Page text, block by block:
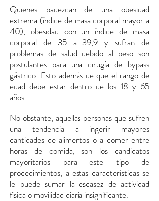
Quienes padezcan de una obesidad
extrema (índice de masa corporal mayor a
40), obesidad con un índice de masa
corporal de 35 a 39,9 y sufran de
problemas de salud debido al peso son
postulantes para una cirugía de bypass
gástrico. Esto además de que el rango de
edad debe estar dentro de los 18 y 65
años.
No obstante, aquellas personas que sufren
una tendencia a ingerir mayores
cantidades de alimentos o a comer entre
horas de comida, son los candidatos
mayoritarios para este tipo de
procedimientos, a estas características se
le puede sumar la escasez de actividad
física o movilidad diaria insignificante.